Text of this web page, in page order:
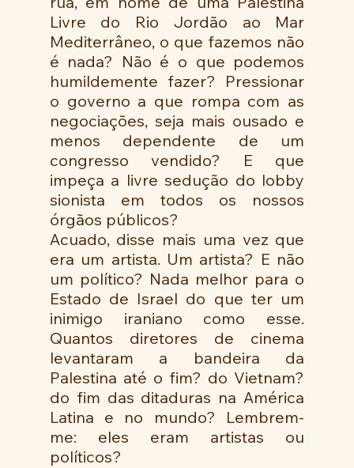
Livre do Rio Jordão ao Mar
Mediterrâneo, o que fazemos não
é nada? Não é o que podemos
humildemente fazer? Pressionar
o governo a que rompa com as
negociações, seja mais ousado e
menos dependente de um
congresso vendido? E que
impeça a livre sedução do lobby
sionista em todos os nossos
órgãos públicos?
Acuado, disse mais uma vez que
era um artista. Um artista? E não
um político? Nada melhor para o
Estado de Israel do que ter um
inimigo iraniano como esse.
Quantos diretores de cinema
levantaram a bandeira da
Palestina até o fim? do Vietnam?
do fim das ditaduras na América
Latina e no mundo? Lembrem-
me: eles eram artistas ou
políticos?